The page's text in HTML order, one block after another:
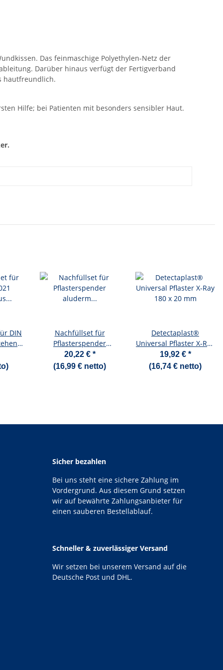
Das feinmaschige Polyethylen-Netz der
Darüber hinaus verfügt der Fertigverband
hautfreundlich.
Hilfe; bei Patienten mit besonders sensibler Haut.
DIN
Nachfüllset für
Pflasterspender
aluderm komplett 115
Stück
20,22 € *
(16,99 € netto)
Detectaplast®
Universal Pflaster X-Ray
180 x 20 mm
19,92 € *
(16,74 € netto)
Sicher bezahlen
Bei uns steht eine sichere Zahlung im
Vordergrund. Aus diesem Grund setzen
wir auf bewährte Zahlungsanbieter für
einen sauberen Bestellablauf.
Schneller & zuverlässiger Versand
Wir setzen bei unserem Versand auf die
Deutsche Post und DHL.